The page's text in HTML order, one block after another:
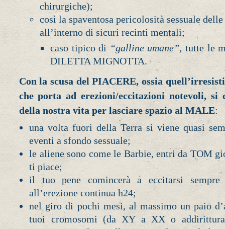
chirurgiche);
così la spaventosa pericolosità sessuale
all’interno di sicuri recinti mentali;
caso tipico di “galline umane”, tutte le
DILETTA MIGNOTTA.
Con la scusa del PIACERE, ossia
che porta ad erezioni/eccitazioni notevoli, si
della nostra vita per lasciare spazio al MALE:
una volta fuori della Terra si viene quasi
eventi a sfondo sessuale;
le aliene sono come le Barbie, entri da TOM
ti piace;
il tuo pene comincerà a eccitarsi
all’erezione continua h24;
nel giro di pochi mesi, al massimo un paio
tuoi cromosomi (da XY a XX o